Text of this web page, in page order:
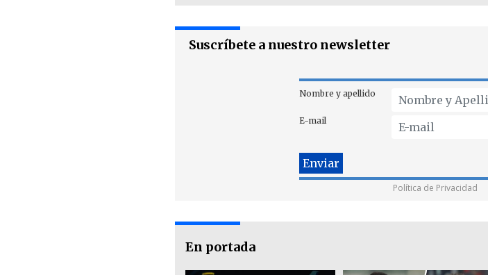
Suscríbete a nuestro newsletter
Nombre y apellido
E-mail
Política de Privacidad
En portada